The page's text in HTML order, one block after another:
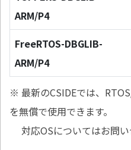
ARM/P4
FreeRTOS-DBGLIB-
ARM/P4
※ 最新のCSIDEでは、
を無償で使用できます。
対応OSについてはお問い